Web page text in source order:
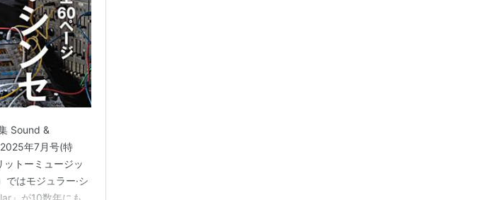
Sound &
年7月号(特
トーミュージッ
はモジュラー·シ